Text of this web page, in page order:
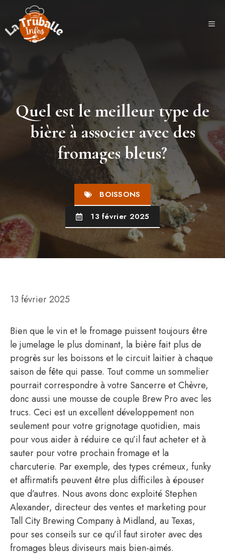
contenu
Quel est le meilleur type de
bière à associer avec des
fromages bleus?
BOISSONS
13 février 2025
13 février 2025
Bien que le vin et le fromage puissent toujours être
le jumelage le plus dominant, la bière fait plus de
progrès sur les boissons et le circuit laitier à chaque
saison de fête qui passe. Tout comme un sommelier
pourrait correspondre à votre Sancerre et Chèvre,
donc aussi une mousse de couple Brew Pro avec les
trucs. Ceci est un excellent développement non
seulement pour votre grignotage quotidien, mais
pour vous aider à réduire ce qu’il faut acheter et à
sauter pour votre prochain fromage et la
charcuterie. Par exemple, des types crémeux, funky
et affirmatifs peuvent être plus difficiles à épouser
que d’autres. Nous avons donc exploité Stephen
Alexander, directeur des ventes et marketing pour
Tall City Brewing Company à Midland, au Texas,
pour ses conseils sur ce qu’il faut siroter avec des
fromages bleus diviseurs mais bien-aimés.